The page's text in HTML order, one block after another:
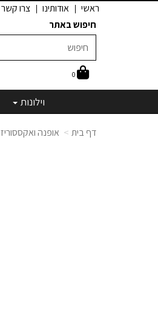
ראשי אודותינו
צרו קשר
חיפוש באתר
0
וילונות
דף בית אופנה ואקססוריז